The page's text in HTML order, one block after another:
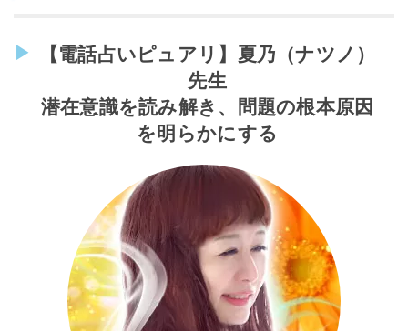
【電話占いピュアリ】夏乃（ナツノ）
先生
潜在意識を読み解き、問題の根本原因
を明らかにする